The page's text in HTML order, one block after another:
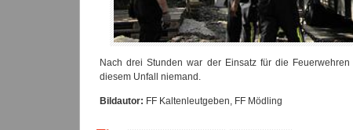
Nach drei Stunden war der Einsatz für die
diesem Unfall niemand.
Bildautor: FF Kaltenleutgeben, FF Mödling